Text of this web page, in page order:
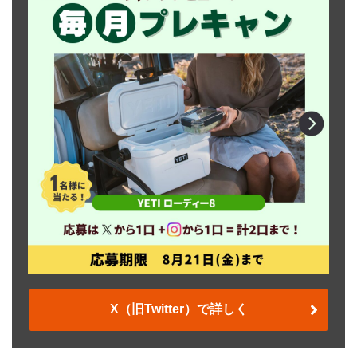
X（旧Twitter）で詳しく